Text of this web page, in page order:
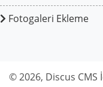
Fotogaleri Ekleme
© 2026, Discus CMS